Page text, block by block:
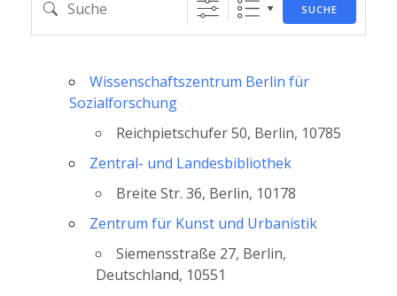
SUCHE
Wissenschaftszentrum Berlin für
Sozialforschung
Reichpietschufer 50, Berlin, 10785
Zentral- und Landesbibliothek
Breite Str. 36, Berlin, 10178
Zentrum für Kunst und Urbanistik
Siemensstraße 27, Berlin,
Deutschland, 10551